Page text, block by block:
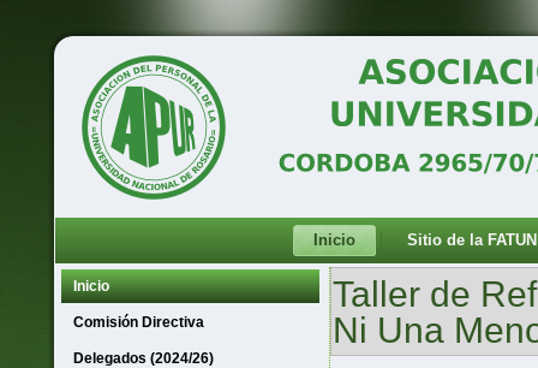
Inicio Sitio de la FATUN
Inicio
Comisión Directiva
Delegados (2024/26)
Taller de
Ni Una